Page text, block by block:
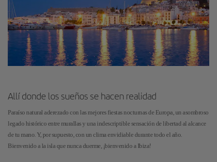
Allí donde los sueños se hacen realidad
Paraíso natural aderezado con las mejores fiestas nocturnas de Europa, un asombroso
legado histórico entre murallas y una indescriptible sensación de libertad al alcance
de tu mano. Y, por supuesto, con un clima envidiable durante todo el año.
Bienvenido a la isla que nunca duerme, ¡bienvenido a Ibiza!